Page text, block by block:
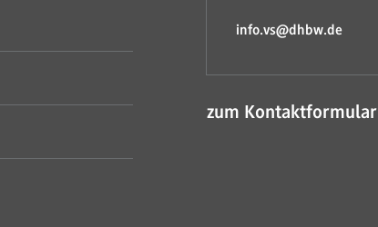
info.vs@dhbw.de
zum Kontaktformular